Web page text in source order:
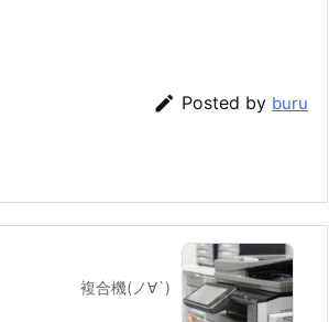
 Posted by buru
複合機(ノ∀`)